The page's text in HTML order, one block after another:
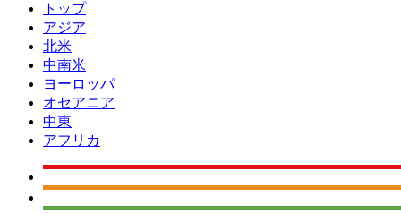
トップ
アジア
北米
中南米
ヨーロッパ
オセアニア
中東
アフリカ